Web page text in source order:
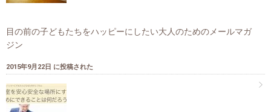
目の前の子どもたちをハッピーにしたい大人のためのメールマガ
ジン
2015年9月22日 に投稿された